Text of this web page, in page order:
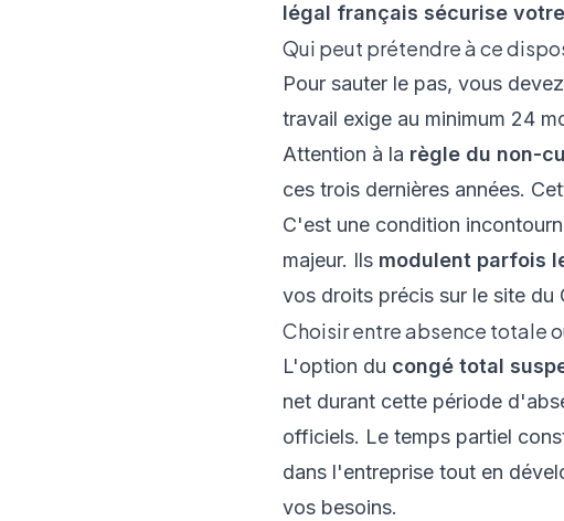
légal français sécurise
Qui peut prétendre à ce
Pour sauter le pas, vous devez
travail exige au minimum 24
Attention à la règle du non-
ces trois dernières années.
C'est une condition
majeur. Ils modulent parfois
vos droits précis sur le site du
Choisir entre absence totale
L'option du congé total
net durant cette période
officiels. Le temps partiel
dans l'entreprise tout en
vos besoins.